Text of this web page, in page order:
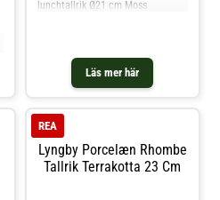
Läs mer här
lunchtallrik Ø21 cm Moss
Lyngby Porcelæn Rhombe
Tallrik Terrakotta 23 Cm
REA